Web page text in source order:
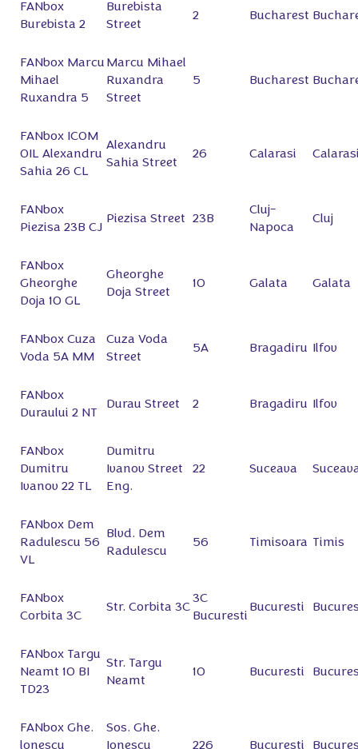
FANbox
Burebista 2
Burebista
Street
2 Bucharest
FANbox Marcu
Mihael
Ruxandra 5
Marcu Mihael
Ruxandra
Street
5 Bucharest
FANbox ICOM
OIL Alexandru
Sahia 26 CL
Alexandru
Sahia Street
26 Calarasi
FANbox
Piezisa 23B CJ
Piezisa Street 23B
Cluj-
Napoca
Cluj
FANbox
Gheorghe
Doja 10 GL
Gheorghe
Doja Street
10 Galata Galata
FANbox Cuza
Voda 5A MM
Cuza Voda
Street
5A Bragadiru Ilfov
FANbox
Duraului 2 NT
Durau Street 2 Bragadiru Ilfov
FANbox
Dumitru
Ivanov 22 TL
Dumitru
Ivanov Street
Eng.
22 Suceava
FANbox Dem
Radulescu 56
VL
Blvd. Dem
Radulescu
56 Timisoara Timis
FANbox
Corbita 3С
Str. Corbita 3C
3C
Bucuresti
Bucuresti
FANbox Targu
Neamt 10 BI
TD23
Str. Targu
Neamt
10 Bucuresti
FANbox Ghe.
lonescu
Sos. Ghe.
Ionescu
226 Bucuresti